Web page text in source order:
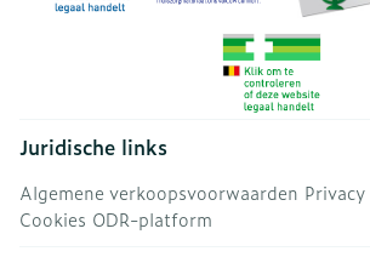
Juridische links
Algemene verkoopsvoorwaarden
Cookies ODR-platform